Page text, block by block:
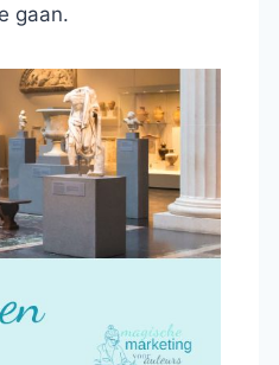
gaan.